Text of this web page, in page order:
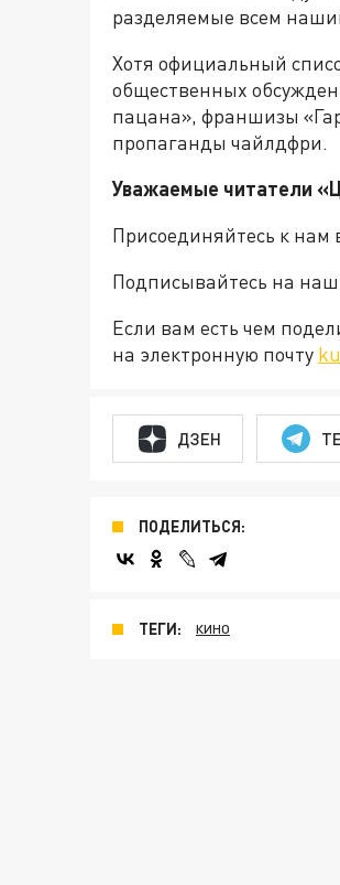
разделяемые всем
Хотя официальный
общественных
пацана», франшизы
пропаганды чайлдфри.
Уважаемые читатели
Присоединяйтесь к нам
Подписывайтесь на
Если вам есть чем
на электронную почту
ДЗЕН
ПОДЕЛИТЬСЯ:
ТЕГИ: КИНО